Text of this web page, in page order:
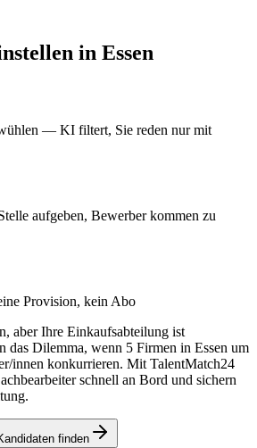
in Essen
— KI filtert, Sie reden nur mit
aufgeben, Bewerber kommen zu
Provision, kein Abo
aber Ihre Einkaufsabteilung ist
das Dilemma, wenn 5 Firmen in Essen um
innen konkurrieren. Mit TalentMatch24
schnell an Bord und sichern
finden